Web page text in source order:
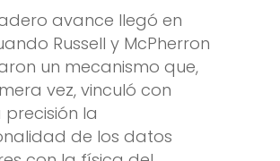
avance llegó en
Russell y McPherron
un mecanismo que,
vez, vinculó con
la
de los datos